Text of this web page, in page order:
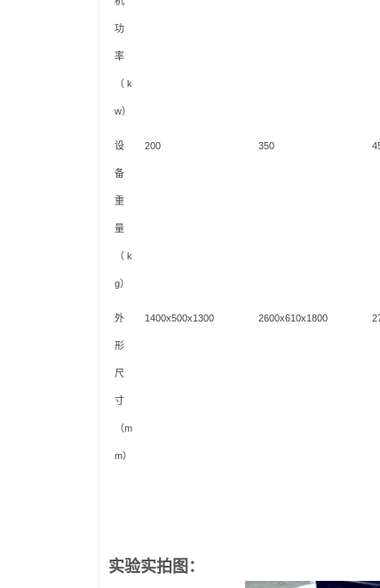
功
率
（ k
w）
设
备
重
量
（ k
g）
200 350
外
形
尺
寸
（m
m）
1400x500x1300 2600x610x1800
实验实拍图：